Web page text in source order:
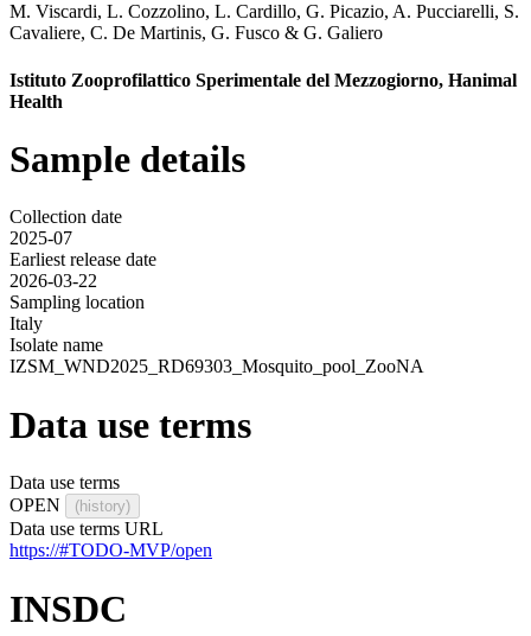
M. Viscardi, L. Cozzolino, L. Cardillo, G. Picazio, A. Pucciarelli, S.
Cavaliere, C. De Martinis, G. Fusco & G. Galiero
Istituto Zooprofilattico Sperimentale del Mezzogiorno, Hanimal
Health
Sample details
Collection date
2025-07
Earliest release date
2026-03-22
Sampling location
Italy
Isolate name
IZSM_WND2025_RD69303_Mosquito_pool_ZooNA
Data use terms
Data use terms
OPEN
(history)
Data use terms URL
https://#TODO-MVP/open
INSDC